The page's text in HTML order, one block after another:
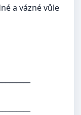
a vázné vůle